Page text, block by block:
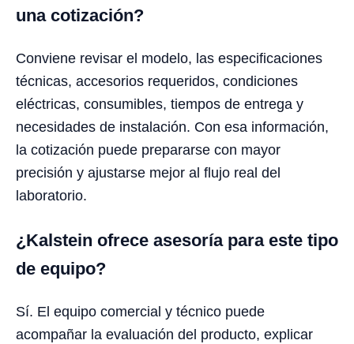
una cotización?
Conviene revisar el modelo, las especificaciones
técnicas, accesorios requeridos, condiciones
eléctricas, consumibles, tiempos de entrega y
necesidades de instalación. Con esa información,
la cotización puede prepararse con mayor
precisión y ajustarse mejor al flujo real del
laboratorio.
¿Kalstein ofrece asesoría para este tipo
de equipo?
Sí. El equipo comercial y técnico puede
acompañar la evaluación del producto, explicar